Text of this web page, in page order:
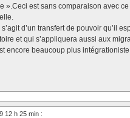
».Ceci est sans comparaison avec
d’un transfert de pouvoir qu’il
et qui s’appliquera aussi aux
encore beaucoup plus
12 h 25 min :